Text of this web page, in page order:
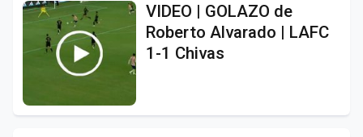
VIDEO | GOLAZO de
Roberto Alvarado | LAFC
1-1 Chivas